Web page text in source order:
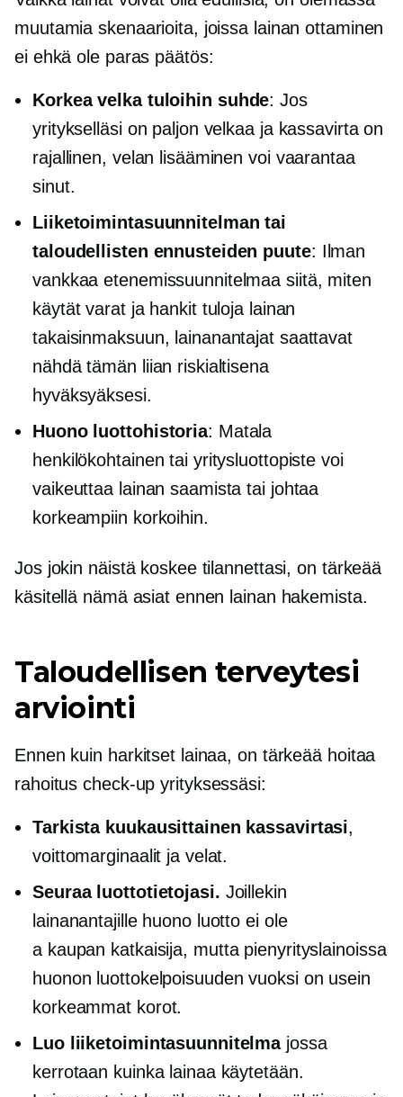
muutamia skenaarioita, joissa lainan ottaminen
ei ehkä ole paras päätös:
Korkeavelka tuloihin suhde: Jos
yritykselläsi on paljon velkaa ja kassavirta on
rajallinen, velan lisääminen voi vaarantaa
sinut.
Liiketoimintasuunnitelman tai
taloudellisten ennusteiden puute: Ilman
vankkaa etenemissuunnitelmaa siitä, miten
käytät varat ja hankit tuloja lainan
takaisinmaksuun, lainanantajat saattavat
nähdä tämän liian riskialtisena
hyväksyäksesi.
Huono luottohistoria: Matala
henkilökohtainen tai yritysluottopiste voi
vaikeuttaa lainan saamista tai johtaa
korkeampiin korkoihin.
Jos jokin näistä koskee tilannettasi, on tärkeää
käsitellä nämä asiat ennen lainan hakemista.
Taloudellisen terveytesi
arviointi
Ennen kuin harkitset lainaa, on tärkeää hoitaa
rahoituscheck-up yrityksessäsi:
Tarkista kuukausittainen kassavirtasi,
voittomarginaalit ja velat.
Seuraa luottotietojasi. Joillekin
lainanantajille huono luotto ei ole
a kaupan katkaisija, mutta pienyrityslainoissa
huonon luottokelpoisuuden vuoksi on usein
korkeammat korot.
Luo liiketoimintasuunnitelmajossa
kerrotaan kuinka lainaa käytetään.